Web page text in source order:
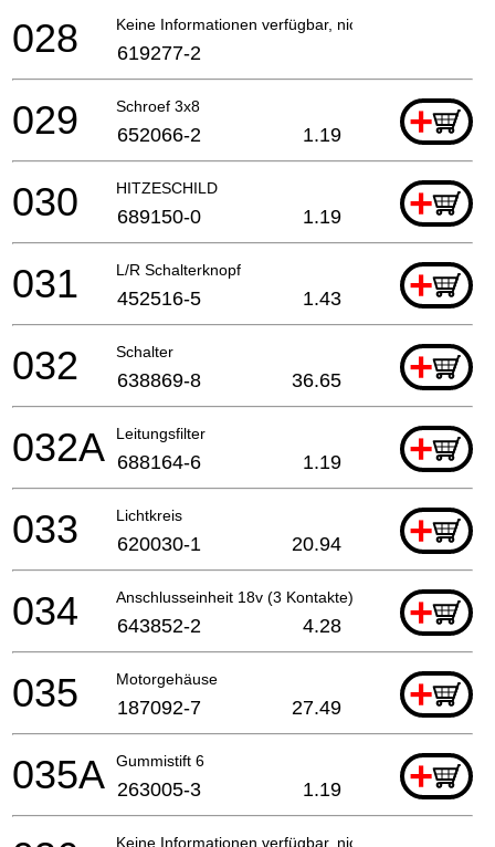
Keine Informationen verfügbar, nicht bestellbar
028 619277-2
Schroef 3x8 +
029 652066-2 1.19
HITZESCHILD +
030 689150-0 1.19
L/R Schalterknopf +
031 452516-5 1.43
Schalter +
032 638869-8 36.65
Leitungsfilter +
032A 688164-6 1.19
Lichtkreis +
033 620030-1 20.94
Anschlusseinheit 18v (3 Kontakte) +
034 643852-2 4.28
Motorgehäuse +
035 187092-7 27.49
Gummistift 6 +
035A 263005-3 1.19
Keine Informationen verfügbar, nicht bestellbar